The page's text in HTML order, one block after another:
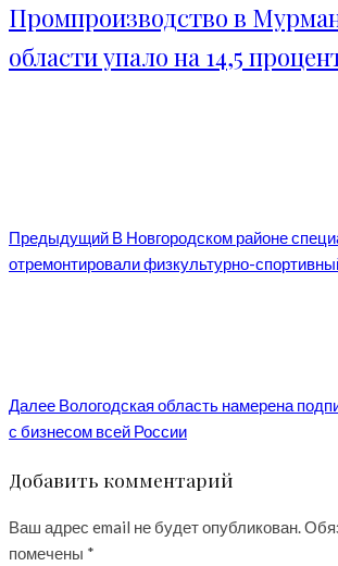
Промпроизводство в
области упало на 14,5
Предыдущий В Новгородском районе
отремонтировали физкультурно-
Далее Вологодская область намерена
с бизнесом всей России
Добавить комментарий
Ваш адрес email не будет опубликован.
помечены *